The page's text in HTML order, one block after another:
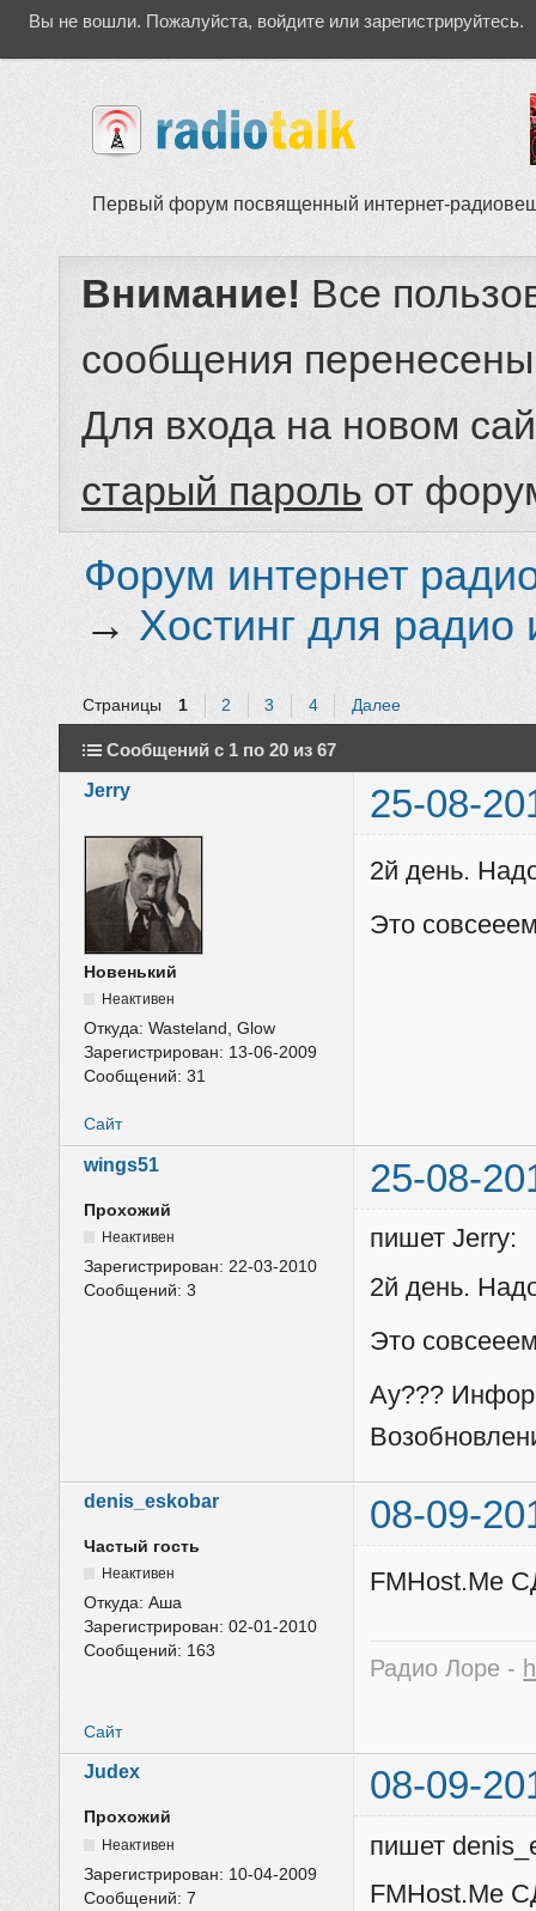
Вы не вошли. Пожалуйста, войдите или зарегистрируйтесь.
Первый форум посвященный интернет-
Внимание! Все
сообщения
Для входа на новом
старый пароль от
Форум интернет
→ Хостинг для радио
Страницы 1 2 3 4 Далее
Сообщений с 1 по 20 из 67
Jerry
25-08-
Новенький
Неактивен
Откуда:Wasteland, Glow
Зарегистрирован: 13-06-2009
Сообщений:31
2й день.
Это
Сайт
wings51 25-08-
Прохожий
Неактивен
Зарегистрирован:22-03-2010
Сообщений:3
пишет Jerry:
2й день.
Это
Ау???
denis_eskobar 08-09-
Частый гость
Неактивен
Откуда:Аша
Зарегистрирован:02-01-2010
Сообщений: 163
FMHost.Me
Радио Лоре -
Сайт
Judex 08-09-
Прохожий
Неактивен
Зарегистрирован: 10-04-2009
Сообщений:7
пишет
FMHost.Me